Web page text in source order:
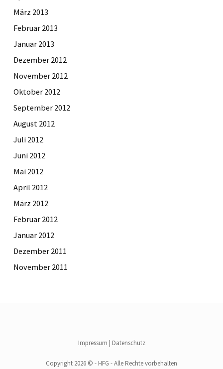
März 2013
Februar 2013
Januar 2013
Dezember 2012
November 2012
Oktober 2012
September 2012
August 2012
Juli 2012
Juni 2012
Mai 2012
April 2012
März 2012
Februar 2012
Januar 2012
Dezember 2011
November 2011
Impressum | Datenschutz
Copyright 2026 © - HFG - Alle Rechte vorbehalten